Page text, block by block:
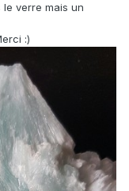
verre mais un
:)